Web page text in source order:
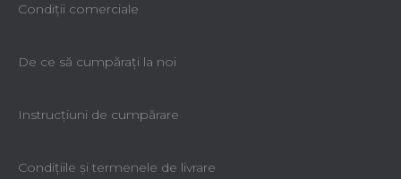
Condiții comerciale
De ce să cumpăraţi la noi
Instrucțiuni de cumpărare
Condiţiile şi termenele de livrare